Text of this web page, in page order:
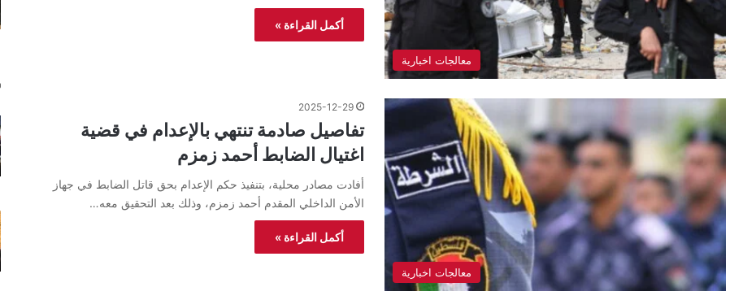
معالجات اخبارية
أكمل القراءة »
معالجات اخبارية
2025-12-29
تفاصيل صادمة تنتهي بالإعدام في قضية
اغتيال الضابط أحمد زمزم
أفادت مصادر محلية، بتنفيذ حكم الإعدام بحق قاتل الضابط في جهاز
الأمن الداخلي المقدم أحمد زمزم، وذلك بعد التحقيق معه…
أكمل القراءة »